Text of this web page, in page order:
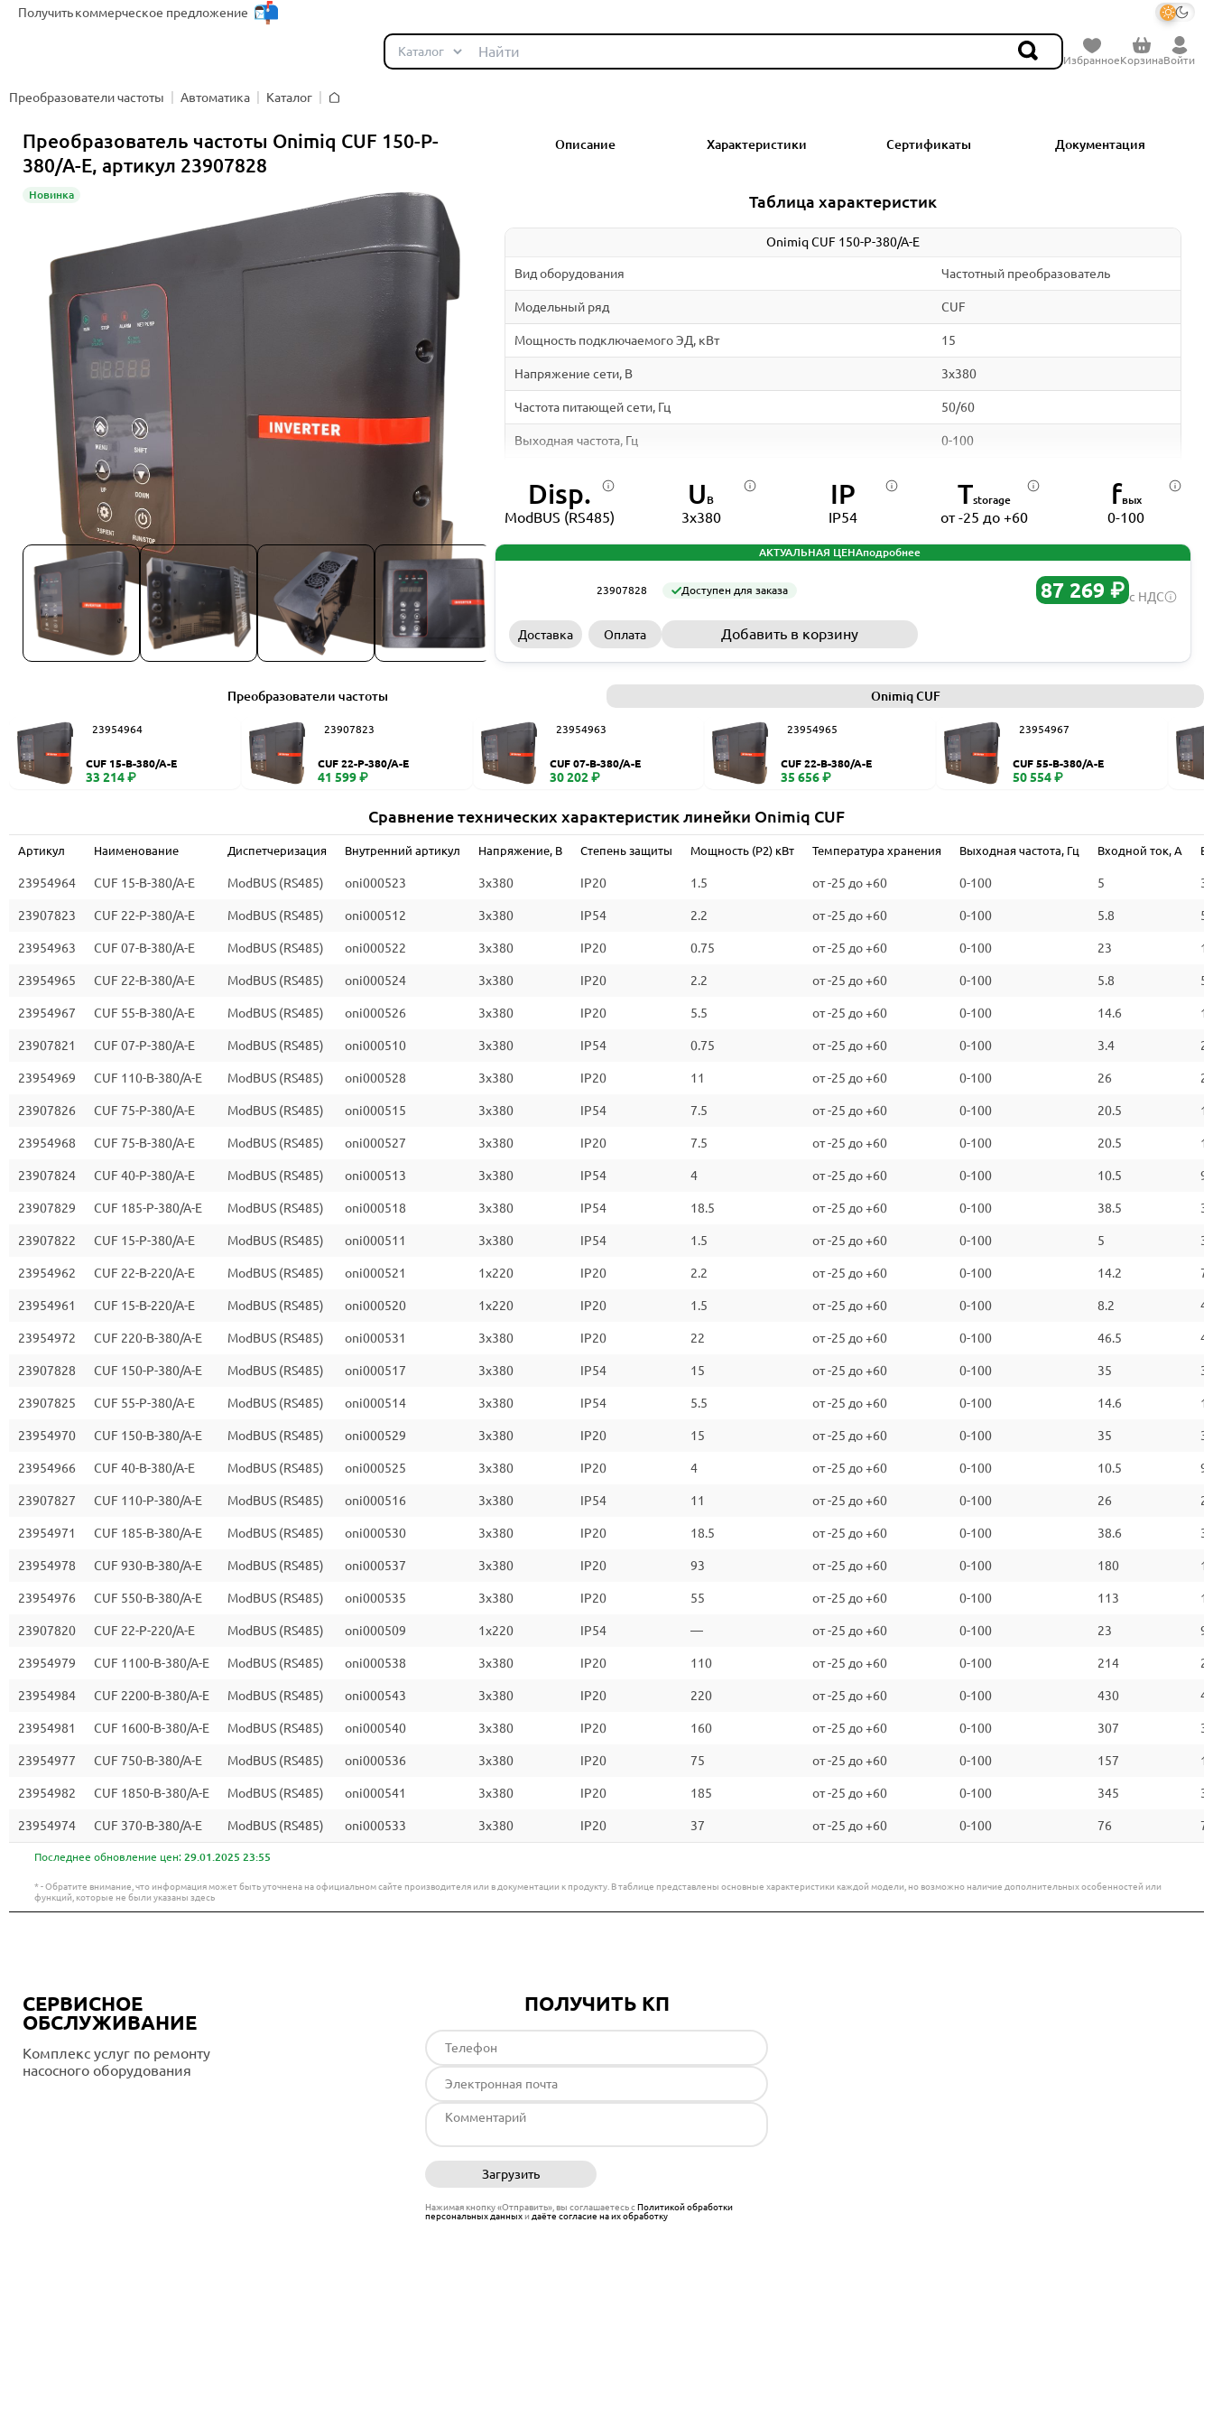
Получитькоммерческое предложение
ИзбранноеКорзинаВойти
Преобразователи частоты Автоматика
Каталог
Преобразователь частоты Onimiq CUF 150-P-
380/A-E, артикул 23907828
Новинка
Описание Характеристики Сертификаты Документация
Таблица характеристик
Onimiq CUF 150-P-380/A-E
Вид оборудования Частотный преобразователь
Модельный ряд CUF
Мощность подключаемого ЭД, кВт 15
Напряжение сети, В 3x380
Частота питающей сети, Гц 50/60
Выходная частота, Гц 0-100
Выходной ток, А
Температура хранения, ⁰C
312x276x147
*Уточняйте информацию на сайте производителя
Disp.
ModBUS (RS485)
U В
3x380
IP
IP54
Tstorage
от -25 до +60
fвых
0-100
АКТУАЛЬНАЯ ЦЕНАподробнее
23907828 Доступен для заказа 87 269 ₽ с НДС
Доставка Оплата Добавить в корзину
Преобразователи частоты Onimiq CUF
23954964
CUF 15-B-380/A-E
33 214 ₽
23907823
CUF 22-P-380/A-E
41 599 ₽
23954963
CUF 07-B-380/A-E
30 202 ₽
23954965
CUF 22-B-380/A-E
35 656 ₽
23954967
CUF 55-B-380/A-E
50 554 ₽
Сравнение технических характеристик линейки Onimiq CUF
Артикул Наименование Диспетчеризация Внутренний артикул Напряжение, В Степень защиты Мощность (P2) кВт Температура хранения Выходная частота, Гц Входной ток, А
23954964 CUF 15-B-380/A-E ModBUS (RS485) oni000523 3x380 IP20 1.5 от -25 до +60 0-100 5
23907823 CUF 22-P-380/A-E ModBUS (RS485) oni000512 3x380 IP54 2.2 от -25 до +60 0-100 5.8
23954963 CUF 07-B-380/A-E ModBUS (RS485) oni000522 3x380 IP20 0.75 от -25 до +60 0-100 23
23954965 CUF 22-B-380/A-E ModBUS (RS485) oni000524 3x380 IP20 2.2 от -25 до +60 0-100 5.8
23954967 CUF 55-B-380/A-E ModBUS (RS485) oni000526 3x380 IP20 5.5 от -25 до +60 0-100 14.6
23907821 CUF 07-P-380/A-E ModBUS (RS485) oni000510 3x380 IP54 0.75 от -25 до +60 0-100 3.4
23954969 CUF 110-B-380/A-E ModBUS (RS485) oni000528 3x380 IP20 11 от -25 до +60 0-100 26
23907826 CUF 75-P-380/A-E ModBUS (RS485) oni000515 3x380 IP54 7.5 от -25 до +60 0-100 20.5
23954968 CUF 75-B-380/A-E ModBUS (RS485) oni000527 3x380 IP20 7.5 от -25 до +60 0-100 20.5
23907824 CUF 40-P-380/A-E ModBUS (RS485) oni000513 3x380 IP54 4 от -25 до +60 0-100 10.5 9
23907829 CUF 185-P-380/A-E ModBUS (RS485) oni000518 3x380 IP54 18.5 от -25 до +60 0-100 38.5
23907822 CUF 15-P-380/A-E ModBUS (RS485) oni000511 3x380 IP54 1.5 от -25 до +60 0-100 5
23954962 CUF 22-B-220/A-E ModBUS (RS485) oni000521 1x220 IP20 2.2 от -25 до +60 0-100 14.2 7
23954961 CUF 15-B-220/A-E ModBUS (RS485) oni000520 1x220 IP20 1.5 от -25 до +60 0-100 8.2
23954972 CUF 220-B-380/A-E ModBUS (RS485) oni000531 3x380 IP20 22 от -25 до +60 0-100 46.5
23907828 CUF 150-P-380/A-E ModBUS (RS485) oni000517 3x380 IP54 15 от -25 до +60 0-100 35
23907825 CUF 55-P-380/A-E ModBUS (RS485) oni000514 3x380 IP54 5.5 от -25 до +60 0-100 14.6
23954970 CUF 150-B-380/A-E ModBUS (RS485) oni000529 3x380 IP20 15 от -25 до +60 0-100 35
23954966 CUF 40-B-380/A-E ModBUS (RS485) oni000525 3x380 IP20 4 от -25 до +60 0-100 10.5 9
23907827 CUF 110-P-380/A-E ModBUS (RS485) oni000516 3x380 IP54 11 от -25 до +60 0-100 26
23954971 CUF 185-B-380/A-E ModBUS (RS485) oni000530 3x380 IP20 18.5 от -25 до +60 0-100 38.6
23954978 CUF 930-B-380/A-E ModBUS (RS485) oni000537 3x380 IP20 93 от -25 до +60 0-100 180
23954976 CUF 550-B-380/A-E ModBUS (RS485) oni000535 3x380 IP20 55 от -25 до +60 0-100 113
23907820 CUF 22-P-220/A-E ModBUS (RS485) oni000509 1x220 IP54 — от -25 до +60 0-100 23
23954979 CUF 1100-B-380/A-E ModBUS (RS485) oni000538 3x380 IP20 110 от -25 до +60 0-100 214
23954984 CUF 2200-B-380/A-E ModBUS (RS485) oni000543 3x380 IP20 220 от -25 до +60 0-100 430
23954981 CUF 1600-B-380/A-E ModBUS (RS485) oni000540 3x380 IP20 160 от -25 до +60 0-100 307
23954977 CUF 750-B-380/A-E ModBUS (RS485) oni000536 3x380 IP20 75 от -25 до +60 0-100 157
23954982 CUF 1850-B-380/A-E ModBUS (RS485) oni000541 3x380 IP20 185 от -25 до +60 0-100 345
23954974 CUF 370-B-380/A-E ModBUS (RS485) oni000533 3x380 IP20 37 от -25 до +60 0-100 76
Последнее обновление цен: 29.01.2025 23:55
* - Обратите внимание, что информация может быть уточнена на официальном сайте производителя или в документации к продукту. В таблице представлены основные характеристики каждой модели, но возможно наличие дополнительных особенностей или
функций, которые не были указаны здесь
СЕРВИСНОЕ
ОБСЛУЖИВАНИЕ
Комплекс услуг по ремонту
насосного оборудования
ПОЛУЧИТЬ КП
Загрузить
Нажимая кнопку «Отправить», вы соглашаетесь сПолитикой обработки
персональных данныхи даёте согласие на их обработку